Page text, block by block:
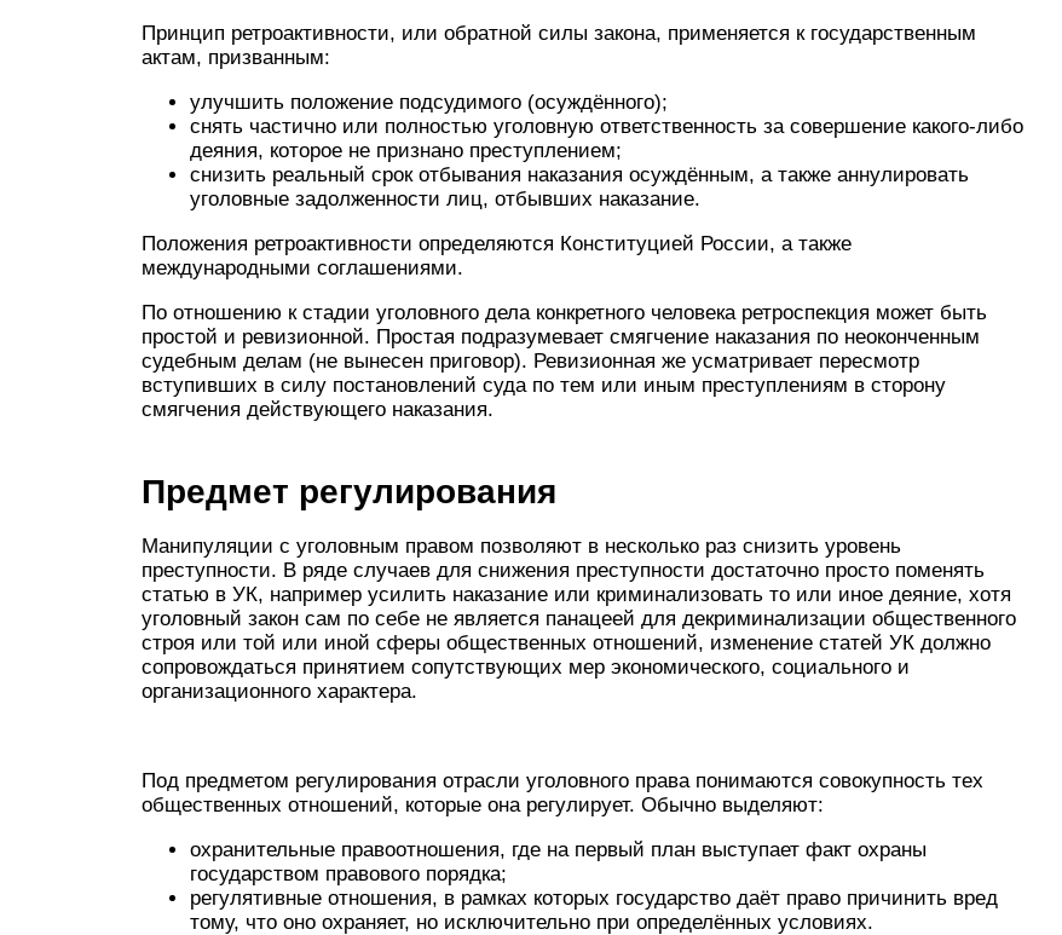
Принцип ретроактивности, или обратной силы закона, применяется к государственным
актам, призванным:
улучшить положение подсудимого (осуждённого);
снять частично или полностью уголовную ответственность за совершение какого-либо
деяния, которое не признано преступлением;
снизить реальный срок отбывания наказания осуждённым, а также аннулировать
уголовные задолженности лиц, отбывших наказание.
Положения ретроактивности определяются Конституцией России, а также
международными соглашениями.
По отношению к стадии уголовного дела конкретного человека ретроспекция может быть
простой и ревизионной. Простая подразумевает смягчение наказания по неоконченным
судебным делам (не вынесен приговор). Ревизионная же усматривает пересмотр
вступивших в силу постановлений суда по тем или иным преступлениям в сторону
смягчения действующего наказания.
Предмет регулирования
Манипуляции с уголовным правом позволяют в несколько раз снизить уровень
преступности. В ряде случаев для снижения преступности достаточно просто поменять
статью в УК, например усилить наказание или криминализовать то или иное деяние, хотя
уголовный закон сам по себе не является панацеей для декриминализации общественного
строя или той или иной сферы общественных отношений, изменение статей УК должно
сопровождаться принятием сопутствующих мер экономического, социального и
организационного характера.
Под предметом регулирования отрасли уголовного права понимаются совокупность тех
общественных отношений, которые она регулирует. Обычно выделяют:
охранительные правоотношения, где на первый план выступает факт охраны
государством правового порядка;
регулятивные отношения, в рамках которых государство даёт право причинить вред
тому, что оно охраняет, но исключительно при определённых условиях.